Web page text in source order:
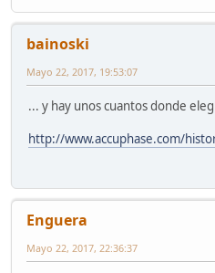
bainoski
Mayo 22, 2017, 19:53:07
... y hay unos cuantos donde
http://www.accuphase.com/
Enguera
Mayo 22, 2017, 22:36:37